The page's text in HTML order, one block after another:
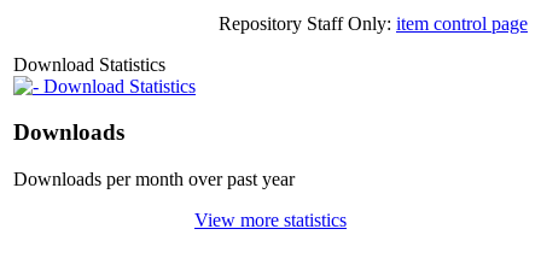
Repository Staff Only: item control page
Download Statistics
Download Statistics
Downloads
Downloads per month over past year
View more statistics